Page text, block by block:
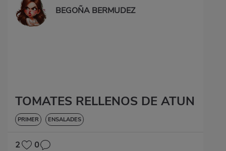
BEGOÑA BERMUDEZ
TOMATES RELLENOS DE ATUN
PRIMER ENSALADES
2 0